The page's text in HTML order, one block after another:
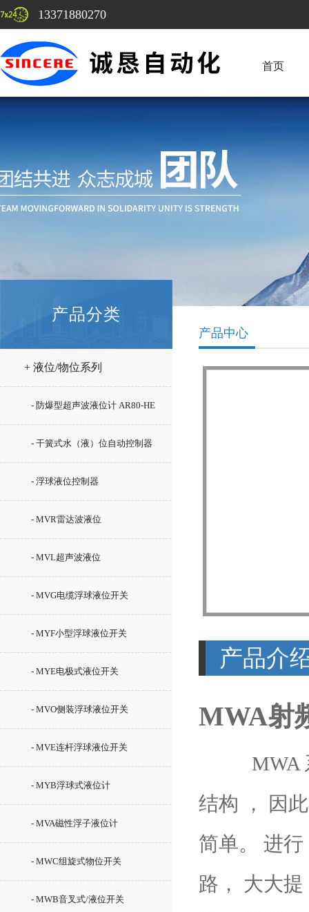
13371880270
首页
产品分类
+ 液位/物位系列
- 防爆型超声波液位计 AR80-HE
- 干簧式水（液）位自动控制器
GSK系列
- 浮球液位控制器
- MVR雷达波液位
- MVL超声波液位
- MVG电缆浮球液位开关
- MYF小型浮球液位开关
- MYE电极式液位开关
- MVO侧装浮球液位开关
- MVE连杆浮球液位开关
- MYB浮球式液位计
- MVA磁性浮子液位计
- MWC组旋式物位开关
- MWB音叉式/液位开关
产品中心
产品介
MWA射
MWA 系
结构 ， 因
简单。 进
路， 大大